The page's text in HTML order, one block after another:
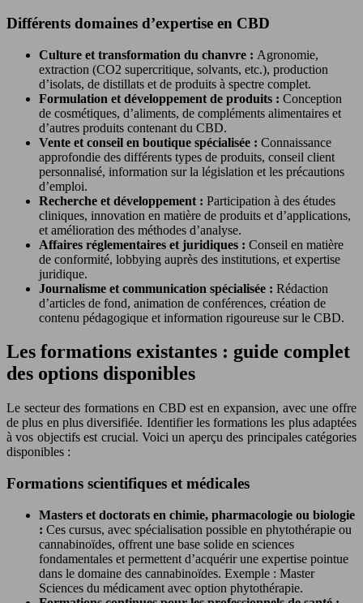
Différents domaines d’expertise en CBD
Culture et transformation du chanvre : Agronomie,
extraction (CO2 supercritique, solvants, etc.), production
d’isolats, de distillats et de produits à spectre complet.
Formulation et développement de produits : Conception
de cosmétiques, d’aliments, de compléments alimentaires et
d’autres produits contenant du CBD.
Vente et conseil en boutique spécialisée : Connaissance
approfondie des différents types de produits, conseil client
personnalisé, information sur la législation et les précautions
d’emploi.
Recherche et développement : Participation à des études
cliniques, innovation en matière de produits et d’applications,
et amélioration des méthodes d’analyse.
Affaires réglementaires et juridiques : Conseil en matière
de conformité, lobbying auprès des institutions, et expertise
juridique.
Journalisme et communication spécialisée : Rédaction
d’articles de fond, animation de conférences, création de
contenu pédagogique et information rigoureuse sur le CBD.
Les formations existantes : guide complet
des options disponibles
Le secteur des formations en CBD est en expansion, avec une offre
de plus en plus diversifiée. Identifier les formations les plus adaptées
à vos objectifs est crucial. Voici un aperçu des principales catégories
disponibles :
Formations scientifiques et médicales
Masters et doctorats en chimie, pharmacologie ou biologie
: Ces cursus, avec spécialisation possible en phytothérapie ou
cannabinoïdes, offrent une base solide en sciences
fondamentales et permettent d’acquérir une expertise pointue
dans le domaine des cannabinoïdes. Exemple : Master
Sciences du médicament avec option phytothérapie.